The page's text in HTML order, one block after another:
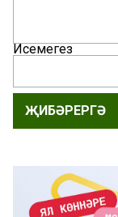
Исемегез
ҖИБӘРЕРГӘ